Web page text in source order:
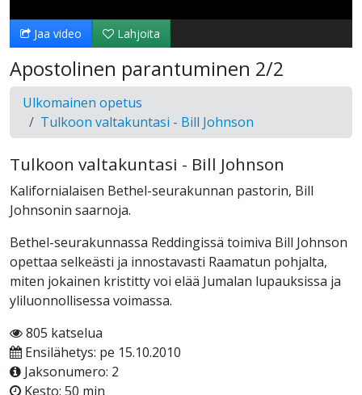
Jaa video Lahjoita
Apostolinen parantuminen 2/2
Ulkomainen opetus
Tulkoon valtakuntasi - Bill Johnson
Tulkoon valtakuntasi - Bill Johnson
Kalifornialaisen Bethel-seurakunnan pastorin, Bill
Johnsonin saarnoja.
Bethel-seurakunnassa Reddingissä toimiva Bill Johnson
opettaa selkeästi ja innostavasti Raamatun pohjalta,
miten jokainen kristitty voi elää Jumalan lupauksissa ja
yliluonnollisessa voimassa.
805 katselua
Ensilähetys: pe 15.10.2010
Jaksonumero: 2
Kesto: 50 min